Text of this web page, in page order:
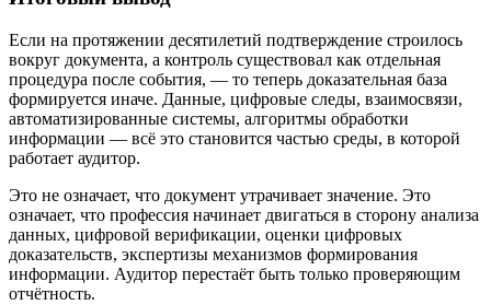
Если на протяжении десятилетий подтверждение строилось
вокруг документа, а контроль существовал как отдельная
процедура после события, — то теперь доказательная база
формируется иначе. Данные, цифровые следы, взаимосвязи,
автоматизированные системы, алгоритмы обработки
информации — всё это становится частью среды, в которой
работает аудитор.
Это не означает, что документ утрачивает значение. Это
означает, что профессия начинает двигаться в сторону анализа
данных, цифровой верификации, оценки цифровых
доказательств, экспертизы механизмов формирования
информации. Аудитор перестаёт быть только проверяющим
отчётность.